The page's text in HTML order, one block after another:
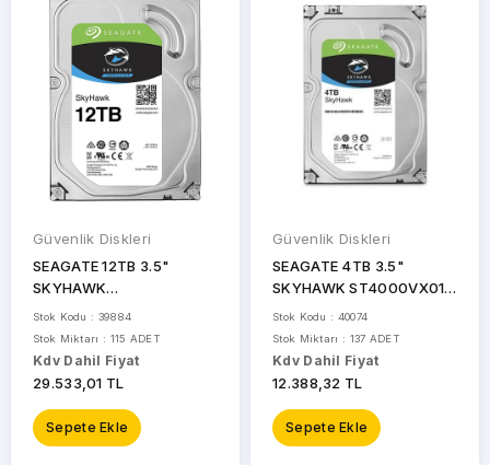
Güvenlik Diskleri
SEAGATE 12TB 3.5"
SKYHAWK
ST12000VE001 7200
RPM 256MB SATA-3
Güvenlik Diski
Stok Kodu : 39884
Stok Miktarı : 115 ADET
Kdv Dahil Fiyat
29.533,01 TL
Sepete Ekle
Güvenlik Diskleri
SEAGATE 4TB 3.5"
SKYHAWK ST4000VX016
5400 RPM 256MB SATA-3
Güvenlik Diski
Stok Kodu : 40074
Stok Miktarı : 137 ADET
Kdv Dahil Fiyat
12.388,32 TL
Sepete Ekle